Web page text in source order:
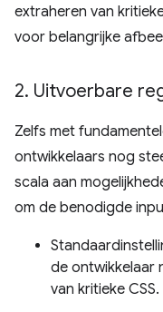
extraheren van
voor belangrijke
2. Uitvoerbare
Zelfs met
ontwikkelaars nog
scala aan
om de benodigde
de ontwikkelaar
van kritieke CSS.